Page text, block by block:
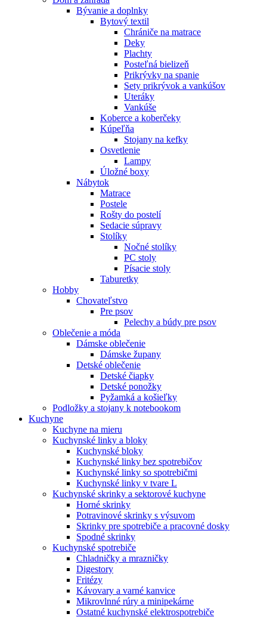
Bývanie a doplnky
Bytový textil
Chrániče na matrace
Deky
Plachty
Posteľná bielizeň
Prikrývky na spanie
Sety prikrývok a vankúšov
Uteráky
Vankúše
Koberce a koberčeky
Kúpeľňa
Stojany na kefky
Osvetlenie
Lampy
Úložné boxy
Nábytok
Matrace
Postele
Rošty do postelí
Sedacie súpravy
Stolíky
Nočné stolíky
PC stoly
Písacie stoly
Taburetky
Hobby
Chovateľstvo
Pre psov
Pelechy a búdy pre psov
Oblečenie a móda
Dámske oblečenie
Dámske župany
Detské oblečenie
Detské čiapky
Detské ponožky
Pyžamká a košieľky
Podložky a stojany k notebookom
Kuchyne
Kuchyne na mieru
Kuchynské linky a bloky
Kuchynské bloky
Kuchynské linky bez spotrebičov
Kuchynské linky so spotrebičmi
Kuchynské linky v tvare L
Kuchynské skrinky a sektorové kuchyne
Horné skrinky
Potravinové skrinky s výsuvom
Skrinky pre spotrebiče a pracovné dosky
Spodné skrinky
Kuchynské spotrebiče
Chladničky a mrazničky
Digestory
Fritézy
Kávovary a varné kanvice
Mikrovlnné rúry a minipekárne
Ostatné kuchynské elektrospotrebiče